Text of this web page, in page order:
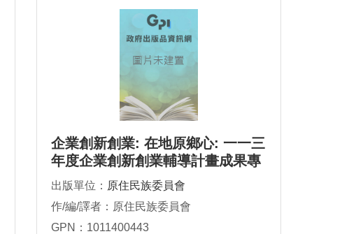
企業創新創業: 在地原鄉心: 一一三
年度企業創新創業輔導計畫成果專
刊
出版單位： 原住民族委員會
作/編/譯者：原住民族委員會
GPN：1011400443